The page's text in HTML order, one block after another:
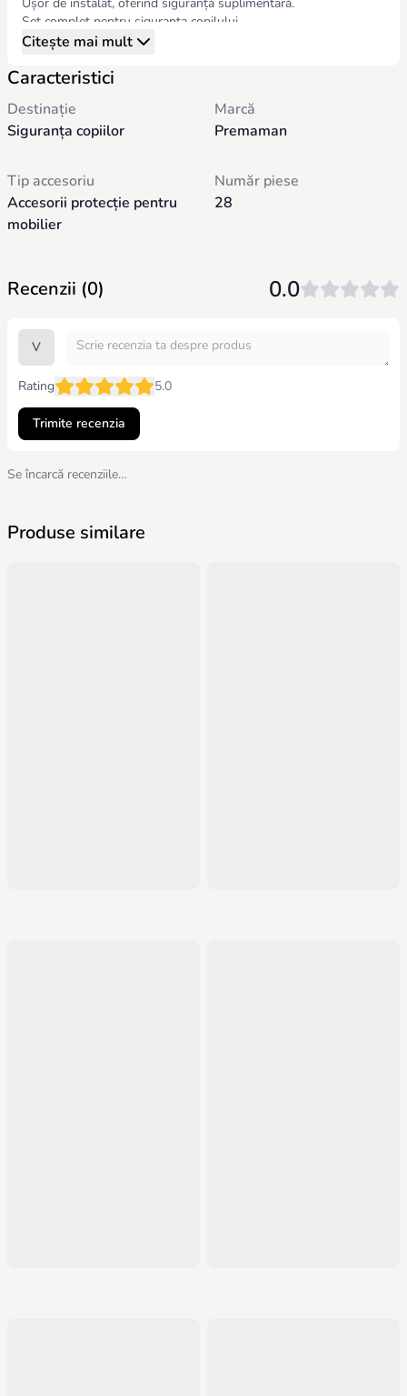
Set complet pentru siguranța copilului.
Citește mai mult
Caracteristici
Destinație
Siguranța copiilor
Marcă
Premaman
Tip accesoriu
Accesorii protecție pentru
mobilier
Număr piese
28
Recenzii (0) 0.0
V
Rating 5.0
Trimite recenzia
Se încarcă recenziile…
Produse similare